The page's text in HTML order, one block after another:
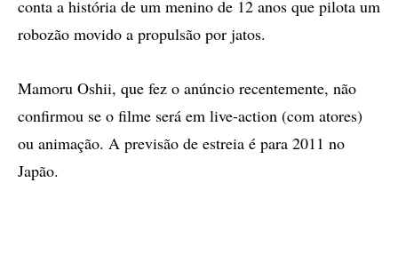
conta a história de um menino de 12 anos que pilota um
robozão movido a propulsão por jatos.
Mamoru Oshii, que fez o anúncio recentemente, não
confirmou se o filme será em live-action (com atores)
ou animação. A previsão de estreia é para 2011 no
Japão.